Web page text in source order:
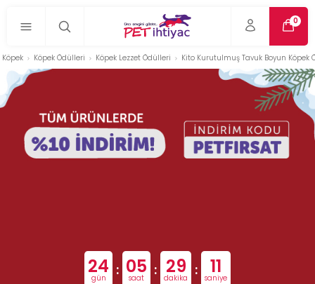
0
Köpek Köpek Ödülleri Köpek Lezzet Ödülleri Kito Kurutulmuş Tavuk Boyun Köpek
24
gün : 05
saat : 29
dakika : 10
saniye